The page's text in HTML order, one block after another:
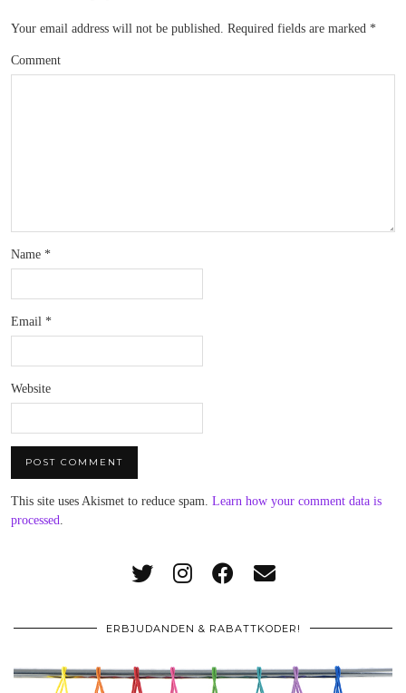
Your email address will not be published. Required fields are marked *
Comment
Name *
Email *
Website
This site uses Akismet to reduce spam. Learn how your comment data is
processed.
ERBJUDANDEN & RABATTKODER!